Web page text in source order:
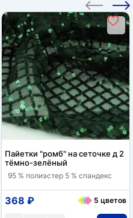
Пайетки "ромб" на сеточке д 2
тёмно-зелёный
95 % полиэстер 5 % спандекс
368 ₽ 5 цветов